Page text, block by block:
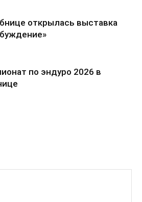
открылась выставка
по эндуро 2026 в